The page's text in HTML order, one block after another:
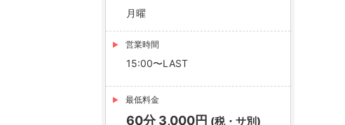
月曜
営業時間
15:00〜LAST
最低料金
60分 3,000円 (税・サ別)